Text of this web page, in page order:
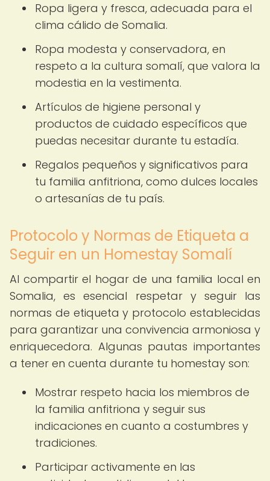
Ropa ligera y fresca, adecuada para el
clima cálido de Somalia.
Ropa modesta y conservadora, en
respeto a la cultura somalí, que valora la
modestia en la vestimenta.
Artículos de higiene personal y
productos de cuidado específicos que
puedas necesitar durante tu estadía.
Regalos pequeños y significativos para
tu familia anfitriona, como dulces locales
o artesanías de tu país.
Protocolo y Normas de Etiqueta a
Seguir en un Homestay Somalí
Al compartir el hogar de una familia local en
Somalia, es esencial respetar y seguir las
normas de etiqueta y protocolo establecidas
para garantizar una convivencia armoniosa y
enriquecedora. Algunas pautas importantes
a tener en cuenta durante tu homestay son:
Mostrar respeto hacia los miembros de
la familia anfitriona y seguir sus
indicaciones en cuanto a costumbres y
tradiciones.
Participar activamente en las